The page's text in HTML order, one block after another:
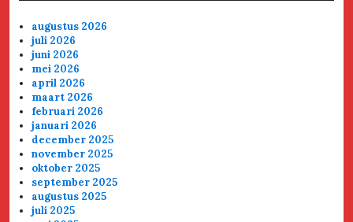
augustus 2026
juli 2026
juni 2026
mei 2026
april 2026
maart 2026
februari 2026
januari 2026
december 2025
november 2025
oktober 2025
september 2025
augustus 2025
juli 2025